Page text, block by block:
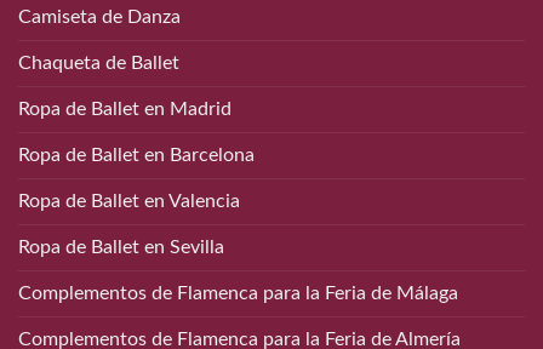
Camiseta de Danza
Chaqueta de Ballet
Ropa de Ballet en Madrid
Ropa de Ballet en Barcelona
Ropa de Ballet en Valencia
Ropa de Ballet en Sevilla
Complementos de Flamenca para la Feria de Málaga
Complementos de Flamenca para la Feria de Almería